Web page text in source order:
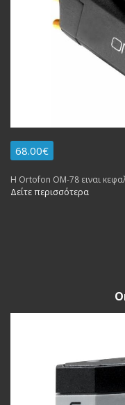
68.00€
Η Ortofon OM-78 ειναι
Δείτε περισσότερα